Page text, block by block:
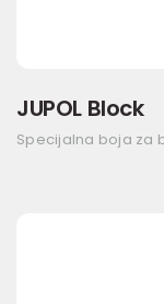
JUPOL Block
Specijalna boja za